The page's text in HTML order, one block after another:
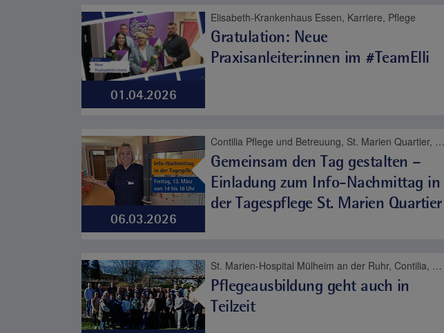
01.04.2026
Elisabeth-Krankenhaus Essen, Karriere, Pflege
Gratulation: Neue
Praxisanleiter:innen im #TeamElli
06.03.2026
Contilia Pflege und Betreuung, St. Marien Quartier, Contilia, Pflege
Gemeinsam den Tag gestalten –
Einladung zum Info-Nachmittag in
der Tagespflege St. Marien Quartier
St. Marien-Hospital Mülheim an der Ruhr, Contilia, Pflege
Pflegeausbildung geht auch in
Teilzeit